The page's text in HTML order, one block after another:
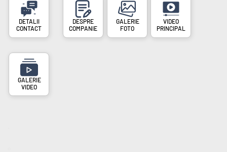
CONTACT
DESPRE
COMPANIE
FOTO
VIDEO
PRINCIPAL
VIDEO